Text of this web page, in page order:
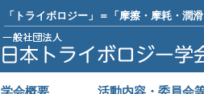
「トライボロジー」＝「摩擦・摩耗・潤
学会概要 活動内容・委員会